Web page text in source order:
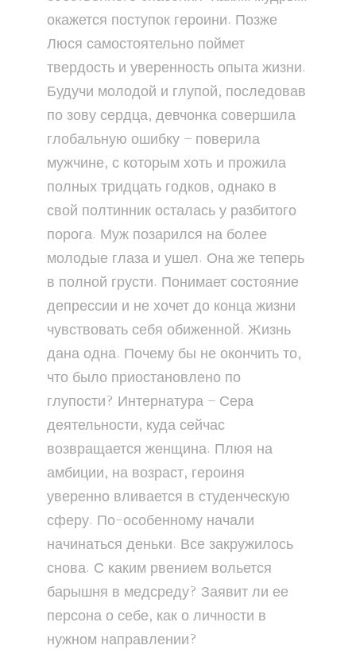
окажется поступок героини. Позже
Люся самостоятельно поймет
твердость и уверенность опыта жизни.
Будучи молодой и глупой, последовав
по зову сердца, девчонка совершила
глобальную ошибку – поверила
мужчине, с которым хоть и прожила
полных тридцать годков, однако в
свой полтинник осталась у разбитого
порога. Муж позарился на более
молодые глаза и ушел. Она же теперь
в полной грусти. Понимает состояние
депрессии и не хочет до конца жизни
чувствовать себя обиженной. Жизнь
дана одна. Почему бы не окончить то,
что было приостановлено по
глупости? Интернатура – Сера
деятельности, куда сейчас
возвращается женщина. Плюя на
амбиции, на возраст, героиня
уверенно вливается в студенческую
сферу. По-особенному начали
начинаться деньки. Все закружилось
снова. С каким рвением вольется
барышня в медсреду? Заявит ли ее
персона о себе, как о личности в
нужном направлении?